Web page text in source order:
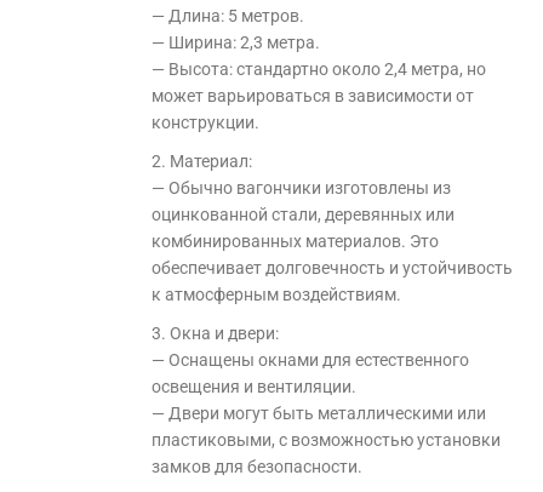
— Длина: 5 метров.
— Ширина: 2,3 метра.
— Высота: стандартно около 2,4 метра, но
может варьироваться в зависимости от
конструкции.
2. Материал:
— Обычно вагончики изготовлены из
оцинкованной стали, деревянных или
комбинированных материалов. Это
обеспечивает долговечность и устойчивость
к атмосферным воздействиям.
3. Окна и двери:
— Оснащены окнами для естественного
освещения и вентиляции.
— Двери могут быть металлическими или
пластиковыми, с возможностью установки
замков для безопасности.